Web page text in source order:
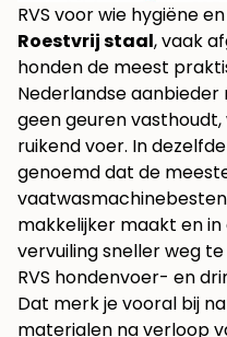
RVS voor wie hygiëne
Roestvrij staal, vaak
honden de meest
Nederlandse aanbieder
geen geuren
ruikend voer. In
genoemd dat de
makkelijker maakt en
vervuiling sneller weg
RVS hondenvoer- en
Dat merk je vooral bij
materialen na verloop